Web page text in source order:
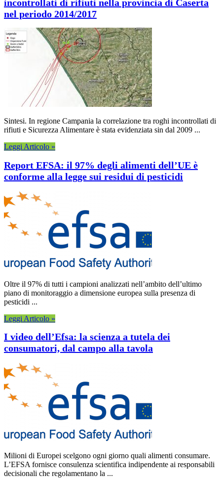
incontrollati di rifiuti nella provincia di Caserta
nel periodo 2014/2017
Sintesi. In regione Campania la correlazione tra roghi incontrollati di
rifiuti e Sicurezza Alimentare è stata evidenziata sin dal 2009 ...
Leggi Articolo »
Report EFSA: il 97% degli alimenti dell’UE è
conforme alla legge sui residui di pesticidi
Oltre il 97% di tutti i campioni analizzati nell’ambito dell’ultimo
piano di monitoraggio a dimensione europea sulla presenza di
pesticidi ...
Leggi Articolo »
I video dell’Efsa: la scienza a tutela dei
consumatori, dal campo alla tavola
Milioni di Europei scelgono ogni giorno quali alimenti consumare.
L’EFSA fornisce consulenza scientifica indipendente ai responsabili
decisionali che regolamentano la ...